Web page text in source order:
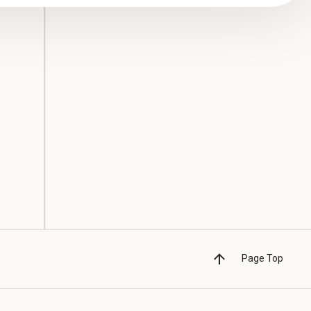
Page Top